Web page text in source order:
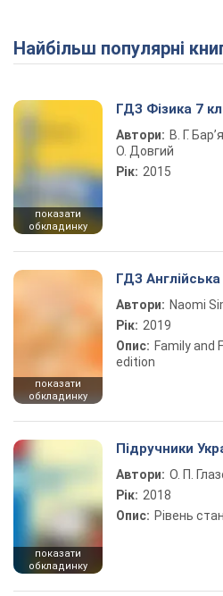
Найбільш популярні
показати
обкладинку
ГДЗ Фізика 7
Автори: В. Г.
О. Довгий
Рік: 2015
показати
обкладинку
ГДЗ
Автори: Naomi
Рік: 2019
Опис: Family and
edition
показати
обкладинку
Підручники
Автори: О. П.
Рік: 2018
Опис: Рівень